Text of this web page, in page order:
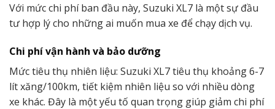
Với mức chi phí ban đầu này, Suzuki XL7 là một sự đầu
tư hợp lý cho những ai muốn mua xe để chạy dịch vụ.
Chi phí vận hành và bảo dưỡng
Mức tiêu thụ nhiên liệu: Suzuki XL7 tiêu thụ khoảng 6-7
lít xăng/100km, tiết kiệm nhiên liệu so với nhiều dòng
xe khác. Đây là một yếu tố quan trọng giúp giảm chi phí